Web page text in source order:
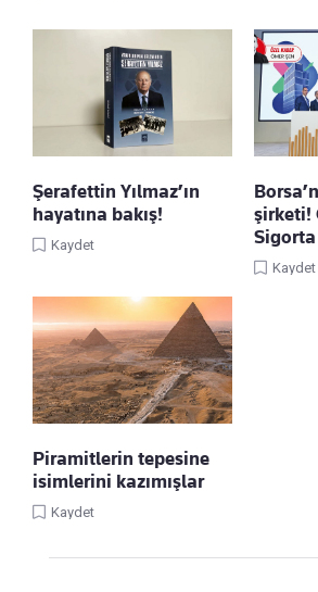
Şerafettin Yılmaz’ın
hayatına bakış!
Kaydet
şirketi!
Sigorta
Kaydet
Piramitlerin tepesine
isimlerini kazımışlar
Kaydet